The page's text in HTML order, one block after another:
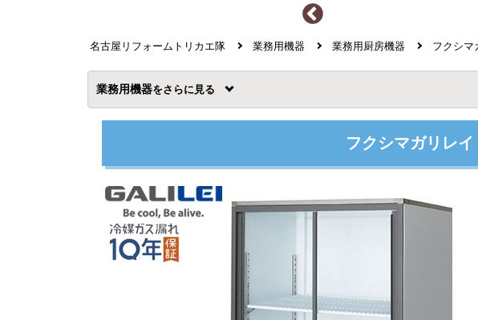
名古屋リフォームトリカエ隊 業務用機器 業務用厨房機器 フクシマ
業務用機器を
フクシマガリレ